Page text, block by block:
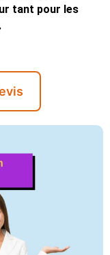
tant pour les